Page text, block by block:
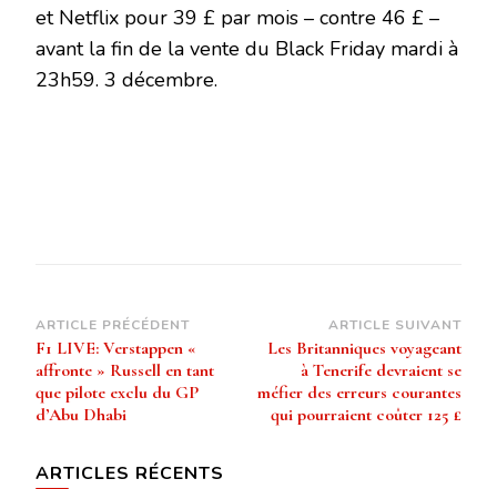
et Netflix pour 39 £ par mois – contre 46 £ –
avant la fin de la vente du Black Friday mardi à
23h59. 3 décembre.
Navigation
d’article
ARTICLE PRÉCÉDENT
F1 LIVE: Verstappen «
affronte » Russell en tant
que pilote exclu du GP
d’Abu Dhabi
ARTICLE SUIVANT
Les Britanniques voyageant
à Tenerife devraient se
méfier des erreurs courantes
qui pourraient coûter 125 £
ARTICLES RÉCENTS